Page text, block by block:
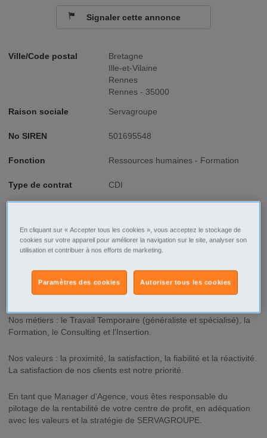
Ville/Code postal
Bretagne
Ille-et-Vilaine
Rennes
Rennes - 35000
Raison sociale Servagroupe
No SIREN 501695548
Fonction Ressources humaines - Formation
Type de contrat CDI
Description
aujourd'hui un acteur incontournable de l'emploi, avec 19 agences
implantées dans le Grand Ouest.
Nos métiers : le Travail Temporaire (généraliste et spécialisé), la
Formation, le Consulting et l'Insertion.
Nos valeurs : la proximité, la satisfaction, la fiabilité et la réactivité.
La satisfaction de nos clients est notre priorité.
En tant que Manager d'Agence, vous êtes responsable du
pilotage de la rentabilité de votre centre de profit, en adéquation
avec les valeurs et la stratégie de SERVAGROUPE.
Signaler cette annonce
En cliquant sur « Accepter tous les cookies », vous acceptez le stockage de
cookies sur votre appareil pour améliorer la navigation sur le site, analyser son
utilisation et contribuer à nos efforts de marketing.
Autoriser tous les cookies
Paramètres des cookies